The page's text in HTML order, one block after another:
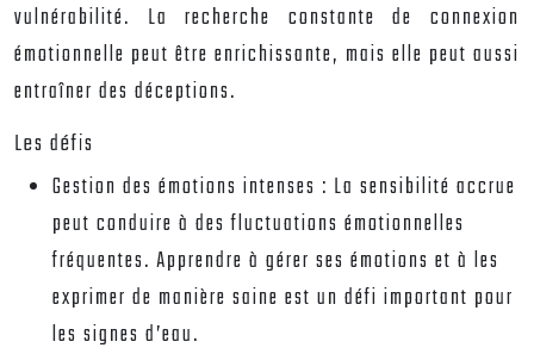
vulnérabilité. La recherche constante de connexion
émotionnelle peut être enrichissante, mais elle peut aussi
entraîner des déceptions.
Les défis
Gestion des émotions intenses : La sensibilité accrue
peut conduire à des fluctuations émotionnelles
fréquentes. Apprendre à gérer ses émotions et à les
exprimer de manière saine est un défi important pour
les signes d’eau.